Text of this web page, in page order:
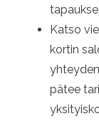
Katso
kortin
pätee